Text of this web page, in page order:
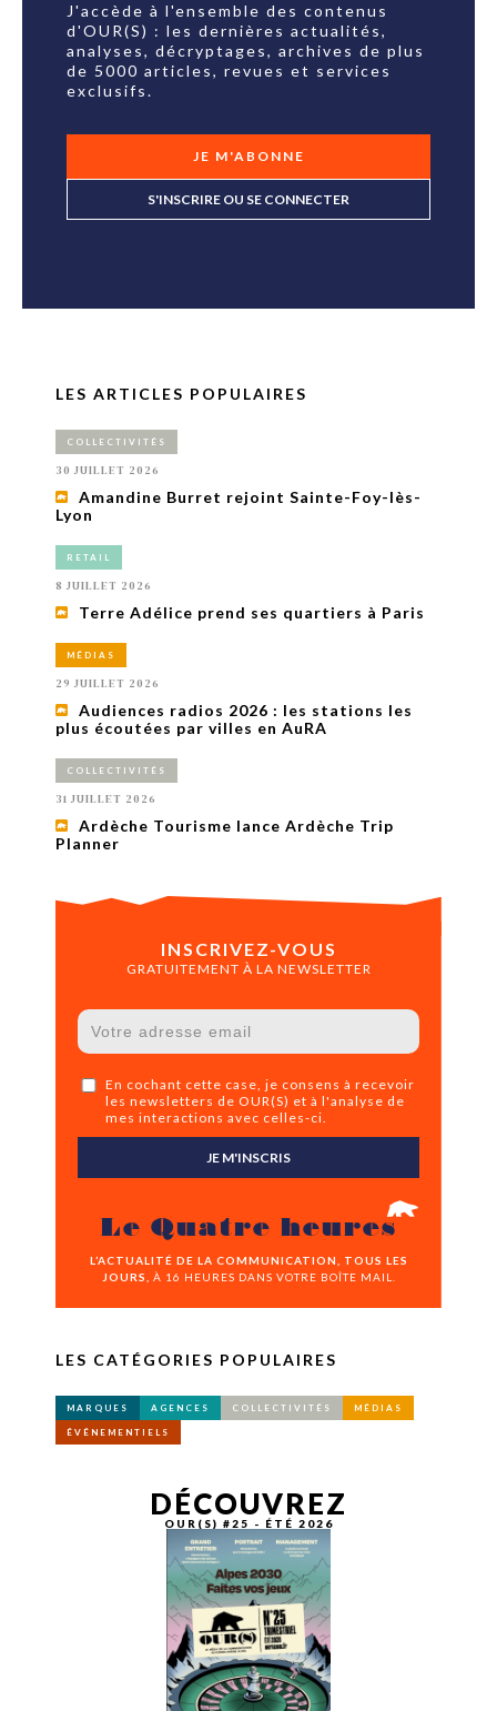
J'accède à l'ensemble des contenus
d'OUR(S) : les dernières actualités,
analyses, décryptages, archives de plus
de 5000 articles, revues et services
exclusifs.
JE M'ABONNE
S'INSCRIRE OU SE CONNECTER
LES ARTICLES POPULAIRES
COLLECTIVITÉS
30 JUILLET 2026
Amandine Burret rejoint Sainte-Foy-lès-
Lyon
RETAIL
8 JUILLET 2026
Terre Adélice prend ses quartiers à Paris
MÉDIAS
29 JUILLET 2026
Audiences radios 2026 : les stations les
plus écoutées par villes en AuRA
COLLECTIVITÉS
31 JUILLET 2026
Ardèche Tourisme lance Ardèche Trip
Planner
INSCRIVEZ-VOUS
GRATUITEMENT À LA NEWSLETTER
En cochant cette case, je consens à recevoir
les newsletters de OUR(S) et à l'analyse de
mes interactions avec celles-ci.
JE M'INSCRIS
Le Quatre heures
L’ACTUALITÉ DE LA COMMUNICATION, TOUS LES
JOURS,
À 16 HEURES DANS VOTRE BOÎTE MAIL.
LES CATÉGORIES POPULAIRES
MARQUES AGENCES COLLECTIVITÉS MÉDIAS
ÉVÉNEMENTIELS
DÉCOUVREZ
OUR(S) #25 - ÉTÉ 2026